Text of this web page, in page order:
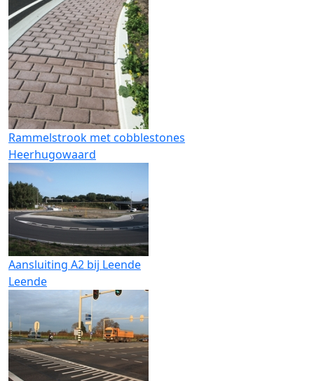
Rammelstrook met cobblestones
Heerhugowaard
Aansluiting A2 bij Leende
Leende